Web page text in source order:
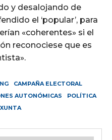
y desalojando de
el ‘popular’, para
«coherentes» si el
reconociese que es
CAMPAÑA ELECTORAL
AUTONÓMICAS
POLÍTICA
XUNTA